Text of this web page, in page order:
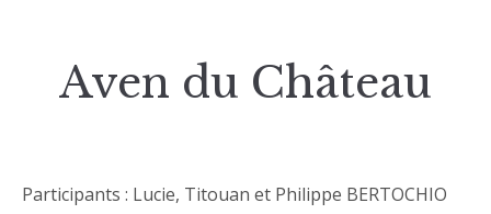
Aven du Château
Participants : Lucie, Titouan et Philippe BERTOCHIO